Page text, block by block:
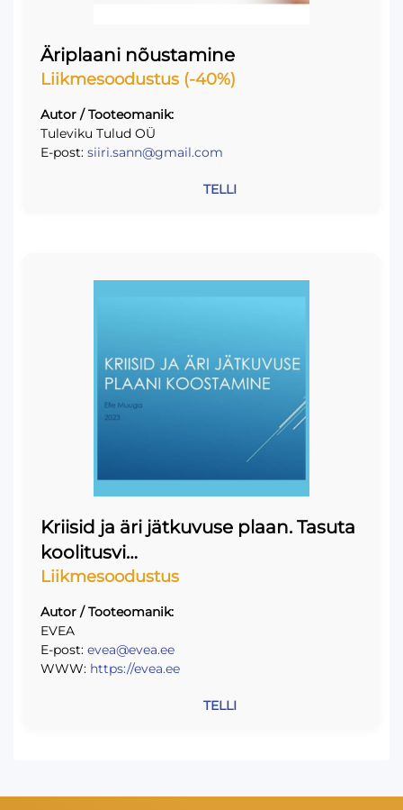
Äriplaani nõustamine
Liikmesoodustus (-40%)
Autor / Tooteomanik:
Tuleviku Tulud OÜ
E-post: siiri.sann@gmail.com
TELLI
Kriisid ja äri jätkuvuse plaan. Tasuta
koolitusvi…
Liikmesoodustus
Autor / Tooteomanik:
EVEA
E-post: evea@evea.ee
WWW: https://evea.ee
TELLI